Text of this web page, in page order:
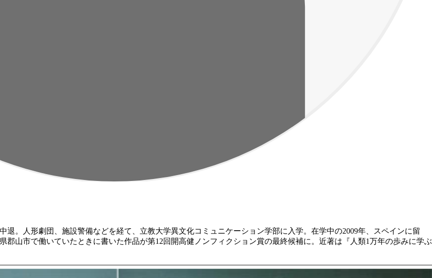
退。人形劇団、施設警備などを経て、立教大学異文化コミュニケーション学部に入学。在学中の2009年、スペインに留
郡山市で働いていたときに書いた作品が第12回開高健ノンフィクション賞の最終候補に。近著は『人類1万年の歩みに学ぶ